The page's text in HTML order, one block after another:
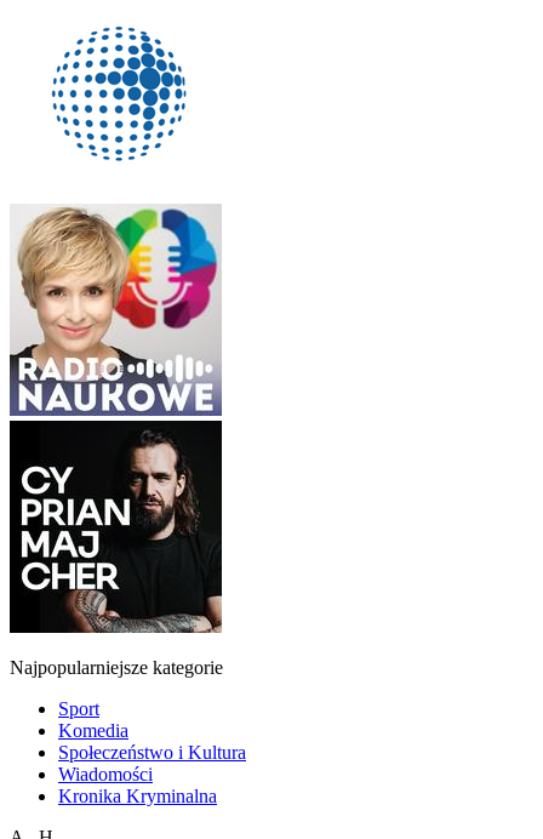
Najpopularniejsze kategorie
Sport
Komedia
Społeczeństwo i Kultura
Wiadomości
Kronika Kryminalna